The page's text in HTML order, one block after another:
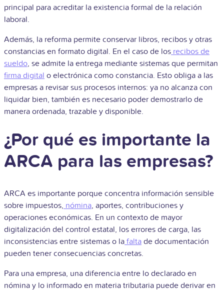
principal para acreditar la existencia formal de la relación
laboral.
Además, la reforma permite conservar libros, recibos y otras
constancias en formato digital. En el caso de los recibos de
sueldo, se admite la entrega mediante sistemas que permitan
firma digital o electrónica como constancia. Esto obliga a las
empresas a revisar sus procesos internos: ya no alcanza con
liquidar bien, también es necesario poder demostrarlo de
manera ordenada, trazable y disponible.
¿Por qué es importante la
ARCA para las empresas?
ARCA es importante porque concentra información sensible
sobre impuestos, nómina, aportes, contribuciones y
operaciones económicas. En un contexto de mayor
digitalización del control estatal, los errores de carga, las
inconsistencias entre sistemas o la falta de documentación
pueden tener consecuencias concretas.
Para una empresa, una diferencia entre lo declarado en
nómina y lo informado en materia tributaria puede derivar en